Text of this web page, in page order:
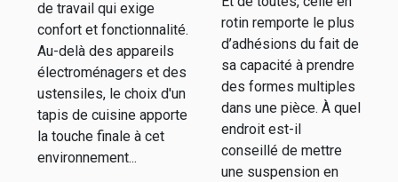
fonctionnalité
de travail qui exige
confort et fonctionnalité.
Au-delà des appareils
électroménagers et des
ustensiles, le choix d'un
tapis de cuisine apporte
la touche finale à cet
environnement...
rotin remporte le plus
d’adhésions du fait de
sa capacité à prendre
des formes multiples
dans une pièce. À quel
endroit est-il
conseillé de mettre
une suspension en